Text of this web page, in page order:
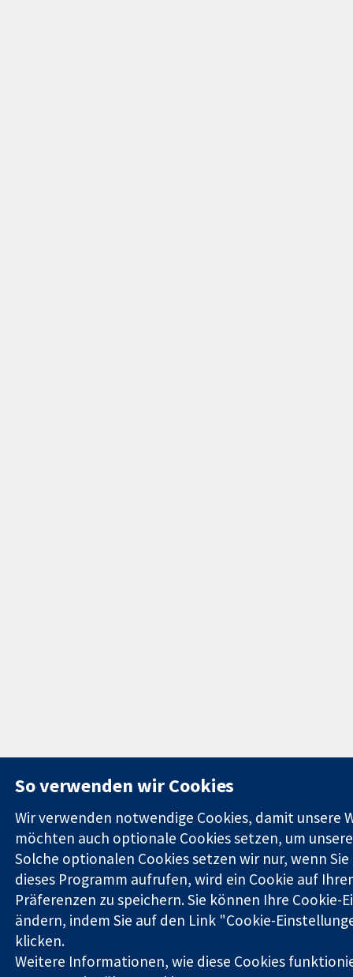
So verwenden wir Cookies
Wir verwenden notwendige Cookies, damit unsere
möchten auch optionale Cookies setzen, um
Solche optionalen Cookies setzen wir nur, wenn Sie
dieses Programm aufrufen, wird ein Cookie auf
Präferenzen zu speichern. Sie können Ihre Cookie-
ändern, indem Sie auf den Link "Cookie-
klicken.
Weitere Informationen, wie diese Cookies